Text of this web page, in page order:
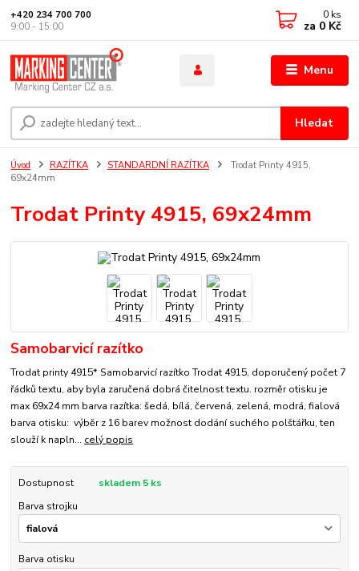
Menu
Hledat
+420 234 700 700
9:00 - 15:00
0 ks
za 0 Kč
Úvod RAZÍTKA STANDARDNÍ RAZÍTKA
Trodat Printy 4915,
69x24mm
Trodat Printy 4915, 69x24mm
Samobarvicí razítko
Trodat printy 4915* Samobarvicí razítko Trodat 4915, doporučený počet 7
řádků textu, aby byla zaručená dobrá čitelnost textu. rozměr otisku je
max 69x24 mm barva razítka: šedá, bílá, červená, zelená, modrá, fialová
barva otisku: výběr z 16 barev možnost dodání suchého polštářku, ten
slouží k napln... celý popis
Dostupnost
skladem 5 ks
Barva strojku
Barva otisku